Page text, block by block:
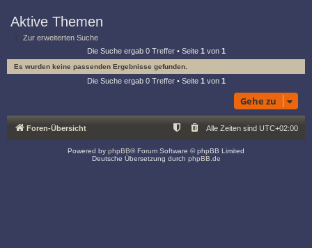
e
Aktive Themen
Zur erweiterten Suche
Die Suche ergab 0 Treffer • Seite 1 von 1
Es wurden keine passenden Ergebnisse gefunden.
Die Suche ergab 0 Treffer • Seite 1 von 1
Gehe zu
Foren-Übersicht Alle Zeiten sind UTC+02:00
Powered by phpBB® Forum Software © phpBB Limited
Deutsche Übersetzung durch phpBB.de